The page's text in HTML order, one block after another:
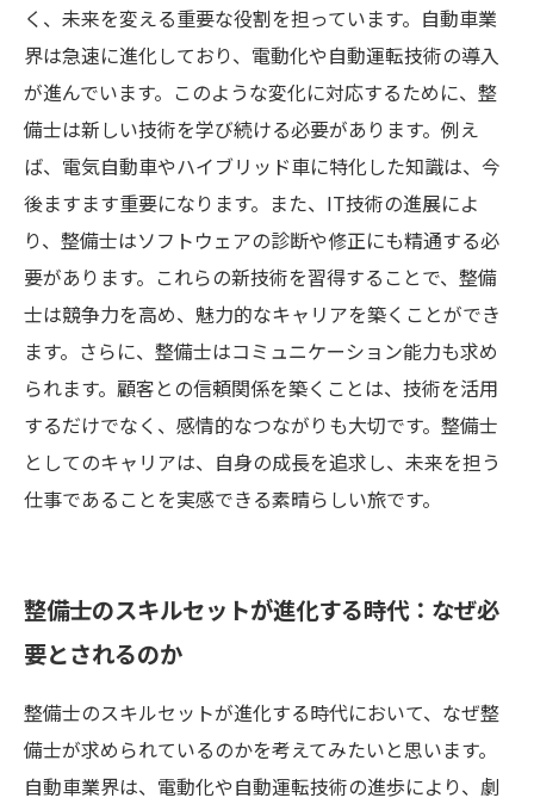
魅力的なキャリアの選択肢としての整備士：成
功への道
整備士が描く未来：技術が導く新しい職業の姿
く、未来を変える重要な役割を担っています。自動車業
界は急速に進化しており、電動化や自動運転技術の導入
が進んでいます。このような変化に対応するために、整
備士は新しい技術を学び続ける必要があります。例え
ば、電気自動車やハイブリッド車に特化した知識は、今
後ますます重要になります。また、IT技術の進展によ
り、整備士はソフトウェアの診断や修正にも精通する必
要があります。これらの新技術を習得することで、整備
士は競争力を高め、魅力的なキャリアを築くことができ
ます。さらに、整備士はコミュニケーション能力も求め
られます。顧客との信頼関係を築くことは、技術を活用
するだけでなく、感情的なつながりも大切です。整備士
としてのキャリアは、自身の成長を追求し、未来を担う
仕事であることを実感できる素晴らしい旅です。
整備士のスキルセットが進化する時代：なぜ必
要とされるのか
整備士のスキルセットが進化する時代において、なぜ整
備士が求められているのかを考えてみたいと思います。
自動車業界は、電動化や自動運転技術の進歩により、劇